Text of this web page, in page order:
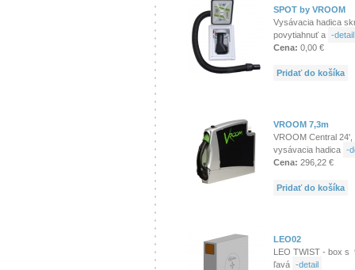
SPOT by VROOM
Vysávacia hadica
povytiahnuť a -detail
Cena: 0,00 €
Pridať do košíka
VROOM 7,3m
VROOM Central
vysávacia hadica -
Cena: 296,22 €
Pridať do košíka
LEO02
LEO TWIST - box s
ľavá -detail